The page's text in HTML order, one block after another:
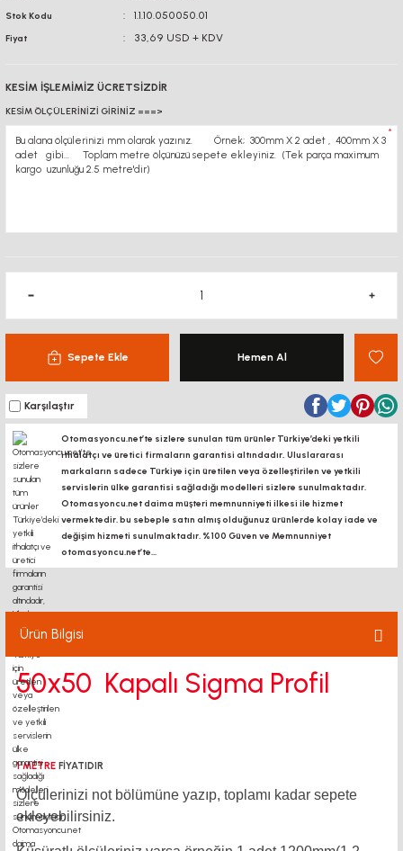
Stok Kodu 1.1.10.050050.01
Fiyat 33,69 USD + KDV
KESİM İŞLEMİMİZ ÜCRETSİZDİR
KESİM ÖLÇÜLERİNİZİ GİRİNİZ ===>
*
Sepete Ekle Hemen Al
Karşılaştır
Otomasyoncu.net’te sizlere sunulan tüm ürünler Türkiye’deki yetkili
ithalatçı ve üretici firmaların garantisi altındadır, Uluslararası
markaların sadece Türkiye için üretilen veya özelleştirilen ve yetkili
servislerin ülke garantisi sağladığı modelleri sizlere sunulmaktadır.
Otomasyoncu.net daima müşteri memnunniyeti ilkesi ile hizmet
vermektedir. bu sebeple satın almış olduğunuz ürünlerde kolay iade ve
değişim hizmeti sunulmaktadır. %100 Güven ve Memnunniyet
otomasyoncu.net’te...
Ürün Bilgisi
50x50 Kapalı Sigma Profil
1 METRE FİYATIDIR
Ölçülerinizi not bölümüne yazıp, toplamı kadar sepete
ekleyebilirsiniz.